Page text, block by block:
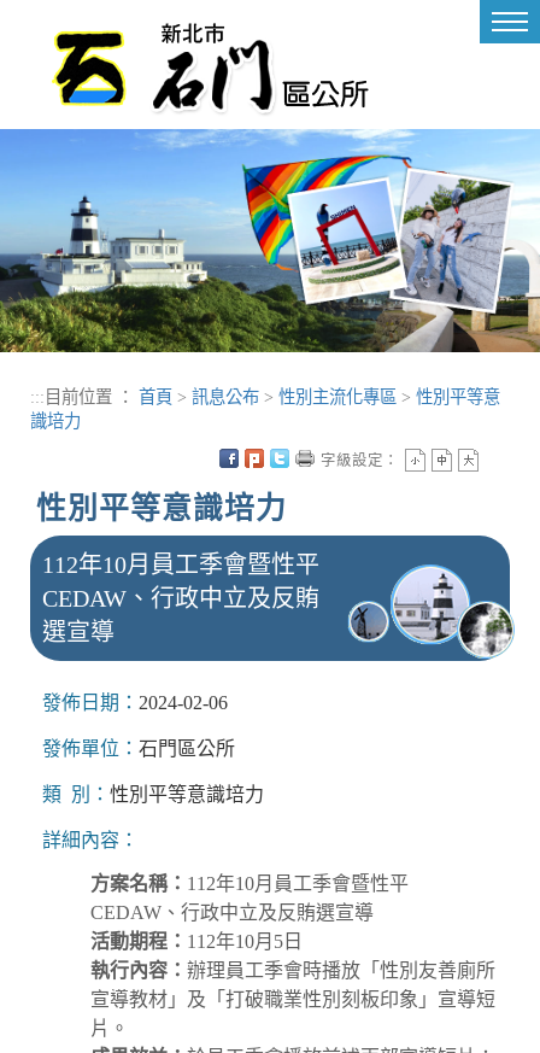
::: 目前位置 ： 首頁 > 訊息公布 > 性別主流化專區 > 性別平等意
識培力
性別平等意識培力
字級設定：
112年10月員工季會暨性平
CEDAW、行政中立及反賄
選宣導
發佈日期： 2024-02-06
發佈單位： 石門區公所
類 別： 性別平等意識培力
詳細內容：
方案名稱： 112年10月員工季會暨性平
CEDAW、行政中立及反賄選宣導
活動期程： 112年10月5日
執行內容： 辦理員工季會時播放「性別友善廁所
宣導教材」及「打破職業性別刻板印象」宣導短
片。